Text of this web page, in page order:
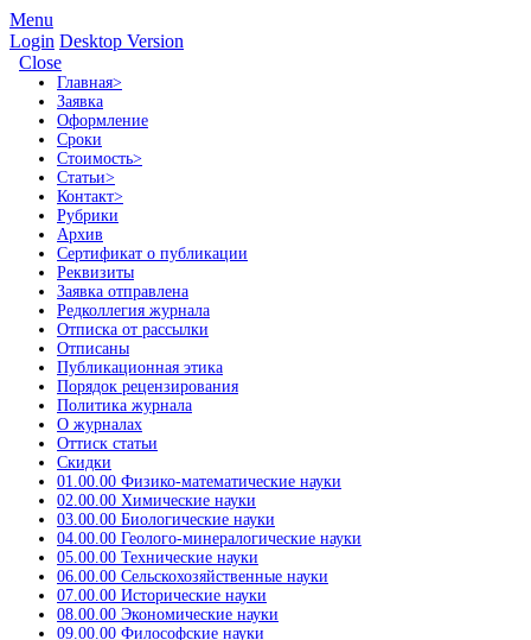
Menu
Login Desktop Version
Close
Главная>
Заявка
Оформление
Сроки
Стоимость>
Статьи>
Контакт>
Рубрики
Архив
Сертификат о публикации
Реквизиты
Заявка отправлена
Редколлегия журнала
Отписка от рассылки
Отписаны
Публикационная этика
Порядок рецензирования
Политика журнала
О журналах
Оттиск статьи
Скидки
01.00.00 Физико-математические науки
02.00.00 Химические науки
03.00.00 Биологические науки
04.00.00 Геолого-минералогические науки
05.00.00 Технические науки
06.00.00 Сельскохозяйственные науки
07.00.00 Исторические науки
08.00.00 Экономические науки
09.00.00 Философские науки